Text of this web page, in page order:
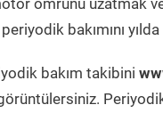
ömrünü uzatmak
bakımını
bakım takibini